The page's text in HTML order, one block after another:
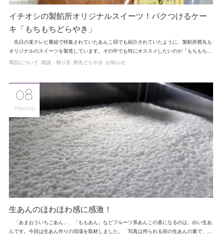
イチオシの製餡所オリジナルスイーツ！パクつけるケー
キ「もちもちどらやき」
先日の某テレビ番組で特集されていたあんこ回でも紹介されていたように、製餡所茜丸も
オリジナルのスイーツを製造しています。その中でも特にオススメしたいのが「もちもち…
商品について 雑談・独り言 茜丸どらやき お知らせ
生あんのほわほわ感に感激！
「あまおういちごあん」、「ももあん」などフルーツ系あんこの基になるのは、白い生あ
んです。今回は生あん作りの現場を取材しました。 写真は搾られる前の生あんの素で、…
08
May 2019